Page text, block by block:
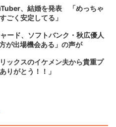
、結婚を発表 「めっちゃ
ごく安定してる」
ード、ソフトバンク・秋広優人
が出場機会ある」の声が
ックスのイケメン夫から貴重プ
りがとう！！」